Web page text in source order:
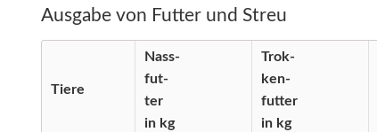
Ausgabe von Futter und Streu
Tiere
Nass-
fut-
ter
in kg
Trok-
ken-
futter
in kg